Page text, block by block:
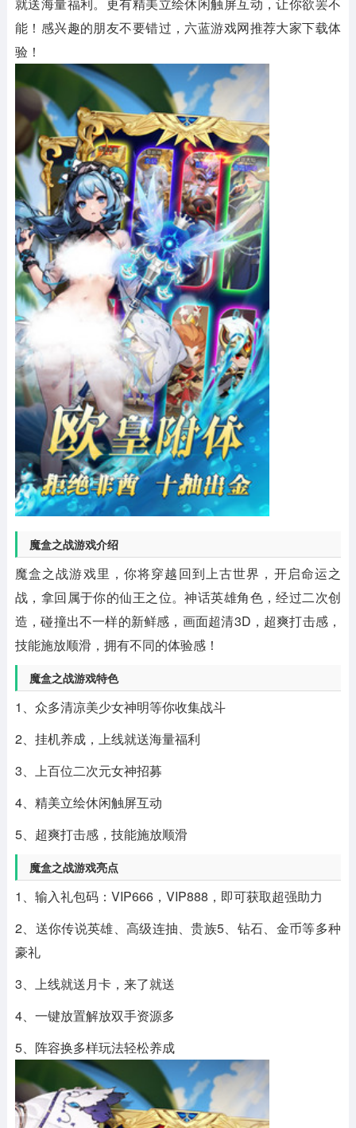
就送海量福利。更有精美立绘休闲触屏互动，让你欲罢不
能！感兴趣的朋友不要错过，六蓝游戏网推荐大家下载体
验！
魔盒之战游戏介绍
魔盒之战游戏里，你将穿越回到上古世界，开启命运之
战，拿回属于你的仙王之位。神话英雄角色，经过二次创
造，碰撞出不一样的新鲜感，画面超清3D，超爽打击感，
技能施放顺滑，拥有不同的体验感！
魔盒之战游戏特色
1、众多清凉美少女神明等你收集战斗
2、挂机养成，上线就送海量福利
3、上百位二次元女神招募
4、精美立绘休闲触屏互动
5、超爽打击感，技能施放顺滑
魔盒之战游戏亮点
1、输入礼包码：VIP666，VIP888，即可获取超强助力
2、送你传说英雄、高级连抽、贵族5、钻石、金币等多种
豪礼
3、上线就送月卡，来了就送
4、一键放置解放双手资源多
5、阵容换多样玩法轻松养成